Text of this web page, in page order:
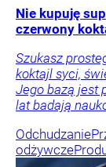
Nie kupuję
czerwony
Szukasz
koktajl syci,
Jego bazą jest
lat badają
Odchudzanie
odżywcze